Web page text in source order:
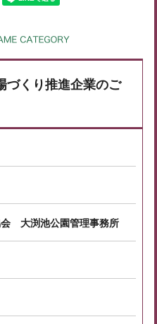
づくり推進企業のご
大渕池公園管理事務所